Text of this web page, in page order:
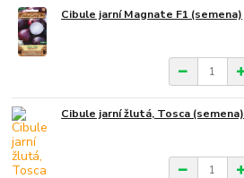
Cibule jarní Magnate F1 (semena)
Cibule jarní žlutá, Tosca (semena)